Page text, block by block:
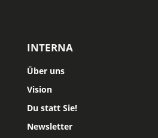
INTERNA
Über uns
Vision
Du statt Sie!
Newsletter